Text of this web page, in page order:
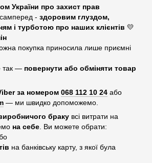
України про захист прав
- здоровим глуздом,
і турботою про наших клієнтів 💛
покупка приносила лише приємні
так — повернути або обміняти товар
за номером 068 112 10 24 або
— ми швидко допоможемо.
браку всі витрати на
на себе . Ви можете обрати:
на банківську карту, з якої була